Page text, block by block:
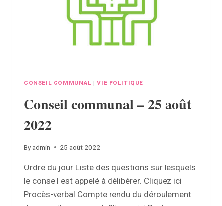
CONSEIL COMMUNAL |VIE POLITIQUE
Conseil communal – 25 août
2022
By admin 25 août 2022
Ordre du jour Liste des questions sur lesquels
le conseil est appelé à délibérer. Cliquez ici
Procès-verbal Compte rendu du déroulement